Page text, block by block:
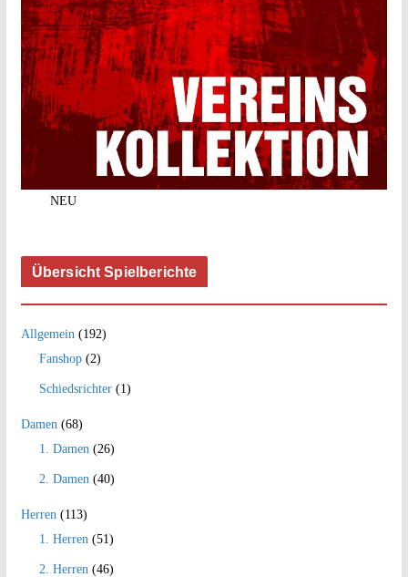
NEU
Übersicht Spielberichte
Allgemein (192)
Fanshop(2)
Schiedsrichter(1)
Damen (68)
1. Damen (26)
2. Damen (40)
Herren (113)
1. Herren (51)
2. Herren (46)